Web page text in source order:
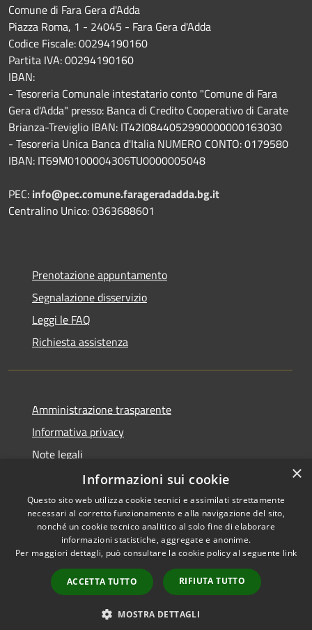
Comune di Fara Gera d'Adda
Piazza Roma, 1 - 24045 - Fara Gera d'Adda
Codice Fiscale: 00294190160
Partita IVA: 00294190160
IBAN:
- Tesoreria Comunale intestatario conto "Comune di Fara
Gera d'Adda" presso: Banca di Credito Cooperativo di Carate
Brianza-Treviglio IBAN: IT42I0844052990000000163030
- Tesoreria Unica Banca d'Italia NUMERO CONTO: 0179580
IBAN: IT69M0100004306TU0000005048
PEC: info@pec.comune.farageradadda.bg.it
Centralino Unico: 0363688601
Prenotazione appuntamento
Segnalazione disservizio
Leggi le FAQ
Richiesta assistenza
Amministrazione trasparente
Informativa privacy
Note legali
Dichiarazione di accessibilità
RSS
Accessibilità
Copyright © 2026 • Comune di
Municipium•
Accesso
redazione
×
Informazioni sui cookie
Questo sito web utilizza cookie tecnici e assimilati strettamente
necessari al corretto funzionamento e alla navigazione del sito,
nonché un cookie tecnico analitico al solo fine di elaborare
informazioni statistiche, aggregate e anonime.
Per maggiori dettagli, può consultare la cookie policy al seguente link
ACCETTA TUTTO RIFIUTA TUTTO
MOSTRA DETTAGLI